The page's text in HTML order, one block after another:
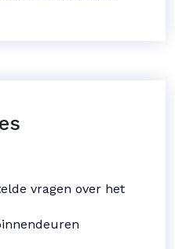
vragen over het